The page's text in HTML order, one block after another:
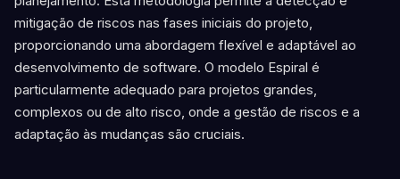
mitigação de riscos nas fases iniciais do projeto,
proporcionando uma abordagem flexível e adaptável ao
desenvolvimento de software. O modelo Espiral é
particularmente adequado para projetos grandes,
complexos ou de alto risco, onde a gestão de riscos e a
adaptação às mudanças são cruciais.